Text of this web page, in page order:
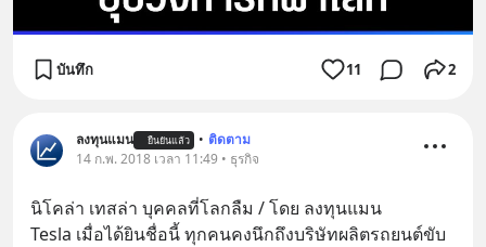
บันทึก 11 2
ลงทุนแมน ยืนยันแล้ว • ติดตาม
14 ก.พ. 2018 เวลา 11:49 • ธุรกิจ
นิโคล่า เทสล่า บุคคลที่โลกลืม / โดย ลงทุนแมน
Tesla เมื่อได้ยินชื่อนี้ ทุกคนคงนึกถึงบริษัทผลิตรถยนต์ขับ